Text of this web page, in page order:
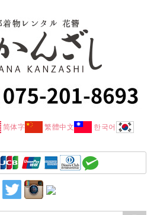
简体字 繁體中文 한국어